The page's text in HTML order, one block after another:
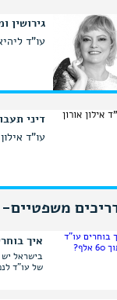
גירושין
עו"ד
דיני
עו"ד
משפטיים-
איך
בישראל
של עו"ד